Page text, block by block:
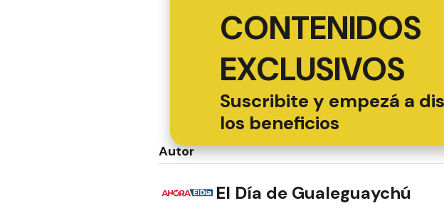
CONTENIDOS
EXCLUSIVOS
Suscribite y empezá a
los beneficios
Autor
El Día de Gualeguaychú